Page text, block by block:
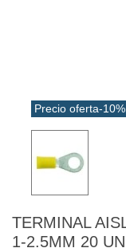
Precio oferta-10%
TERMINAL
1-2.5MM 20